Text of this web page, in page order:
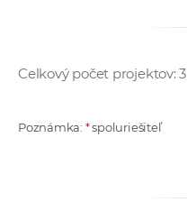
Celkový počet projektov: 3
Poznámka: *spoluriešiteľ